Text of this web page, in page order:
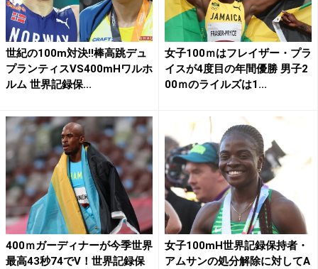
世紀の100m対決!!棒高跳デュ
プランティスVS400mHワルホ
ルム 世界記録保...
女子100ｍはフレイザー・プラ
イスが4度目の年間優勝 男子2
00ｍのライルズは1...
400ｍガーディナーが今季世界
最高43秒74でV！世界記録保
女子100mH世界記録保持者・
アムサンの処分解除に対してA